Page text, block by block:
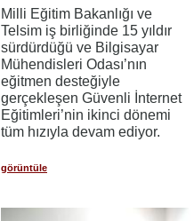
Milli Eğitim Bakanlığı ve
Telsim iş birliğinde 15 yıldır
sürdürdüğü ve Bilgisayar
Mühendisleri Odası’nın
eğitmen desteğiyle
gerçekleşen Güvenli İnternet
Eğitimleri’nin ikinci dönemi
tüm hızıyla devam ediyor.
görüntüle